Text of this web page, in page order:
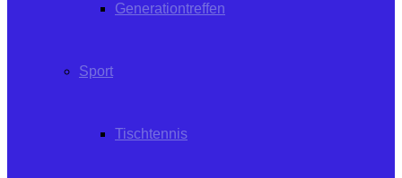
Generationtreffen
Sport
Tischtennis